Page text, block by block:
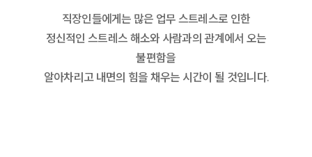
직장인들에게는 많은 업무 스트레스로 인한
정신적인 스트레스 해소와 사람과의 관계에서 오는
불편함을
알아차리고 내면의 힘을 채우는 시간이 될 것입니다.